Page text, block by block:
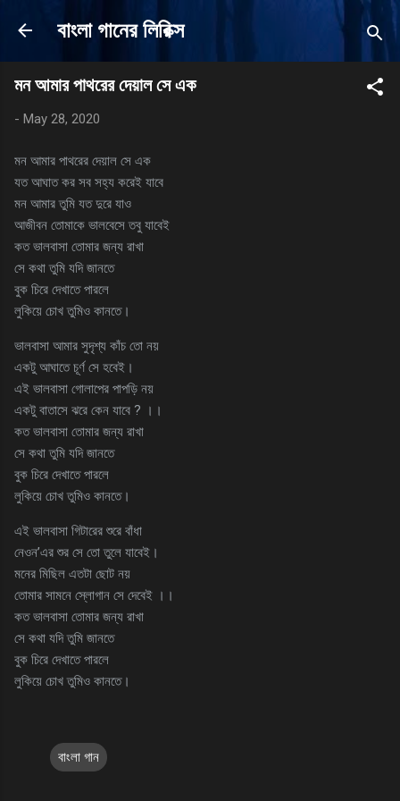
Skip to main content
বাংলা গানের লিরিক্স
মন আমার পাথরের দেয়াল সে এক
- May 28, 2020
মন আমার পাথরের দেয়াল সে এক
যত আঘাত কর সব সহ্য করেই যাবে
মন আমার তুমি যত দুরে যাও
আজীবন তোমাকে ভালবেসে তবু যাবেই
কত ভালবাসা তোমার জন্য রাখা
সে কথা তুমি যদি জানতে
বুক চিরে দেখাতে পারলে
লুকিয়ে চোখ তুমিও কানতে।
ভালবাসা আমার সুদৃশ্য কাঁচ তো নয়
একটু আঘাতে চূর্ণ সে হবেই।
এই ভালবাসা গোলাপের পাপড়ি নয়
একটু বাতাসে ঝরে কেন যাবে ? ।।
কত ভালবাসা তোমার জন্য রাখা
সে কথা তুমি যদি জানতে
বুক চিরে দেখাতে পারলে
লুকিয়ে চোখ তুমিও কানতে।
এই ভালবাসা গিটারের শুরে বাঁধা
নেওন’এর শুর সে তো তুলে যাবেই।
মনের মিছিল এতটা ছোট নয়
তোমার সামনে স্লোগান সে দেবেই ।।
কত ভালবাসা তোমার জন্য রাখা
সে কথা যদি তুমি জানতে
বুক চিরে দেখাতে পারলে
লুকিয়ে চোখ তুমিও কানতে।
বাংলা গান